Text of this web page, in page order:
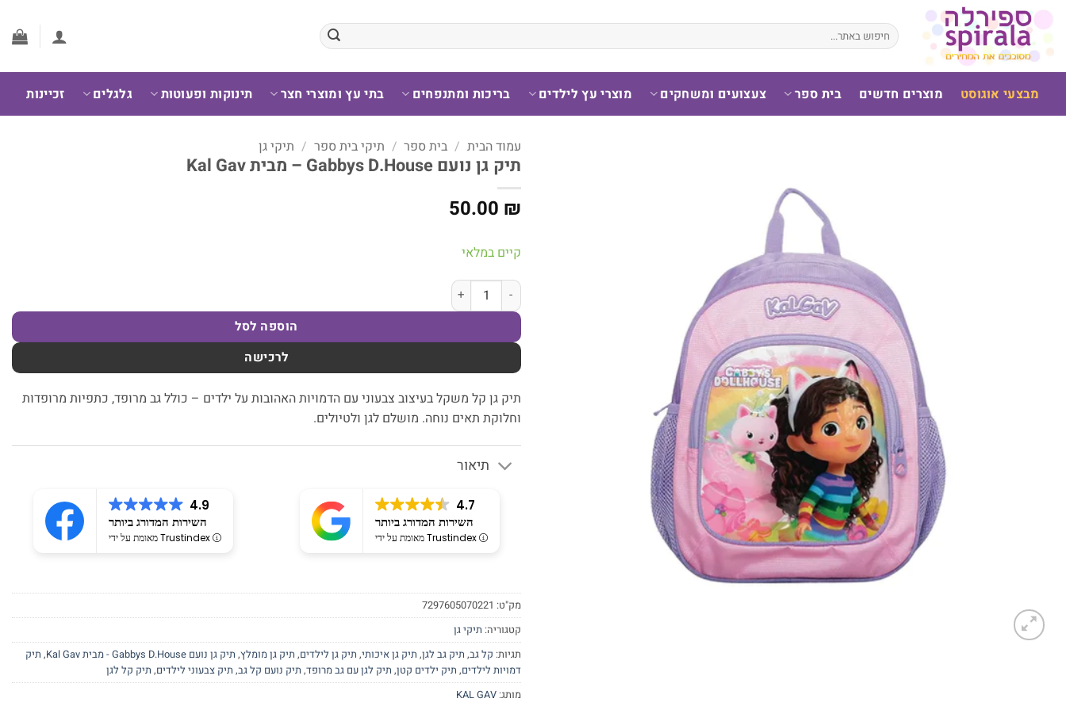
דלג
לתוכן
חיפוש
עבור:
מבצעי אוגוסט מוצרים חדשים בית ספר צעצועים ומשחקים מוצרי עץ לילדים בריכות ומתנפחים בתי עץ ומוצרי חצר תינוקות ופעוטות גלגלים זכיינות
עמוד הבית / בית ספר / תיקי בית ספר / תיקי גן
תיק גן נועם Gabbys D.House – מבית Kal Gav
50.00 ₪
קיים במלאי
כמות של תיק גן נועם Gabbys D.House - מבית Kal Gav
הוספה לסל
לרכישה
תיק גן קל משקל בעיצוב צבעוני עם הדמויות האהובות על ילדים – כולל גב מרופד, כתפיות מרופדות
וחלוקת תאים נוחה. מושלם לגן ולטיולים.
תיאור
4.7
השירות המדורג ביותר
מאומת על ידי Trustindex
4.9
השירות המדורג ביותר
מאומת על ידי Trustindex
מק"ט: 7297605070221
קטגוריה: תיקי גן
תגיות: קל גב, תיק גב לגן, תיק גן איכותי, תיק גן לילדים, תיק גן מומלץ, תיק גן נועם Gabbys D.House - מבית Kal Gav , תיק
דמויות לילדים, תיק ילדים קטן, תיק לגן עם גב מרופד, תיק נועם קל גב, תיק צבעוני לילדים, תיק קל לגן
מותג: KAL GAV